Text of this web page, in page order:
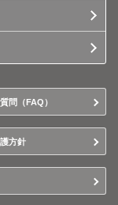
問（FAQ）
方針